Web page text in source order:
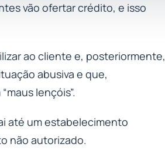
vão ofertar crédito, e isso
ao cliente e, posteriormente,
abusiva e que,
lençóis”.
até um estabelecimento
não autorizado.